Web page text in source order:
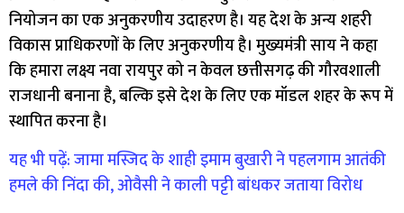
नियोजन का एक अनुकरणीय उदाहरण है। यह देश के अन्य शहरी
विकास प्राधिकरणों के लिए अनुकरणीय है। मुख्यमंत्री साय ने कहा
कि हमारा लक्ष्य नवा रायपुर को न केवल छत्तीसगढ़ की गौरवशाली
राजधानी बनाना है, बल्कि इसे देश के लिए एक मॉडल शहर के रूप में
स्थापित करना है।
यह भी पढ़ें: जामा मस्जिद के शाही इमाम बुखारी ने पहलगाम आतंकी
हमले की निंदा की, ओवैसी ने काली पट्टी बांधकर जताया विरोध